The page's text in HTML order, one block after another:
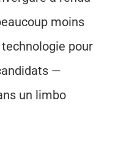
moins
pour
—
un limbo